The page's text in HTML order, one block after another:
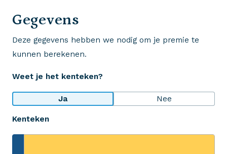
Gegevens
Deze gegevens hebben we nodig om je premie te
kunnen berekenen.
Weet je het kenteken?
Ja Nee
Kenteken
Wij krijgen een 8,5!
Op basis van ruim 3.000 reviews
Bekijk wat anderen over ons zeggen